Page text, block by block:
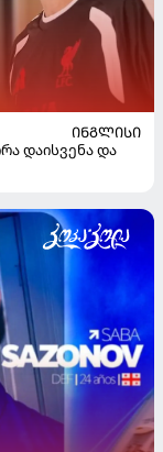
ᲘᲜᲒᲚᲘᲡᲘ
დაისვენა და